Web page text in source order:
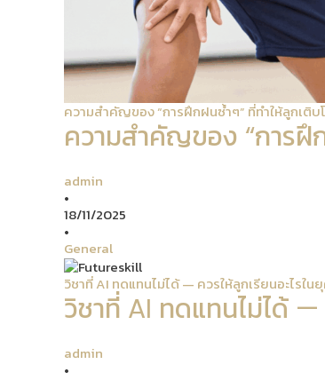
ความสำคัญของ “การฝึกฝนซ้ำๆ” ที่ทำให้ลูกเติ
ความสำคัญของ “การฝึ
admin
•
18/11/2025
•
General
วิชาที่ AI ทดแทนไม่ได้ — ควรให้ลูกเรียนอะไรใน
วิชาที่ AI ทดแทนไม่ได้ —
admin
•